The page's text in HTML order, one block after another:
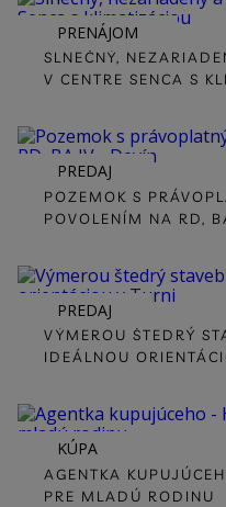
SLNEČNÝ,
V CENTRE SENCA S
PRENÁJOM
POZEMOK S
POVOLENÍM NA RD,
PREDAJ
VÝMEROU ŠTEDRÝ
IDEÁLNOU
PREDAJ
AGENTKA
PRE MLADÚ RODINU
KÚPA